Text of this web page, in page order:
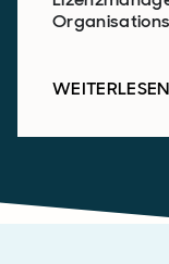
WEITERLESEN